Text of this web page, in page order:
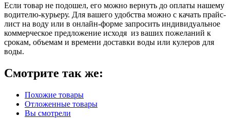
Если товар не подошел, его можно вернуть до оплаты нашему
водителю-курьеру. Для вашего удобства можно с качать прайс-
лист на воду или в онлайн-форме запросить индивидуальное
коммерческое предложение исходя из ваших пожеланий к
срокам, объемам и времени доставки воды или кулеров для
воды.
Смотрите так же:
Похожие товары
Отложенные товары
Вы смотрели